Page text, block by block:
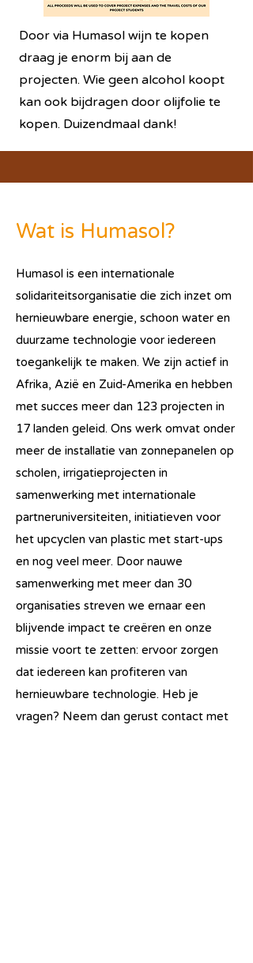
Door via Humasol wijn te kopen
draag je enorm bij aan de
projecten. Wie geen alcohol koopt
kan ook bijdragen door olijfolie te
kopen. Duizendmaal dank!
Wat is Humasol?
Humasol is een internationale
solidariteitsorganisatie die zich inzet om
hernieuwbare energie, schoon water en
duurzame technologie voor iedereen
toegankelijk te maken. We zijn actief in
Afrika, Azië en Zuid-Amerika en hebben
met succes meer dan 123 projecten in
17 landen geleid. Ons werk omvat onder
meer de installatie van zonnepanelen op
scholen, irrigatieprojecten in
samenwerking met internationale
partneruniversiteiten, initiatieven voor
het upcyclen van plastic met start-ups
en nog veel meer. Door nauwe
samenwerking met meer dan 30
organisaties streven we ernaar een
blijvende impact te creëren en onze
missie voort te zetten: ervoor zorgen
dat iedereen kan profiteren van
hernieuwbare technologie. Heb je
vragen? Neem dan gerust contact met